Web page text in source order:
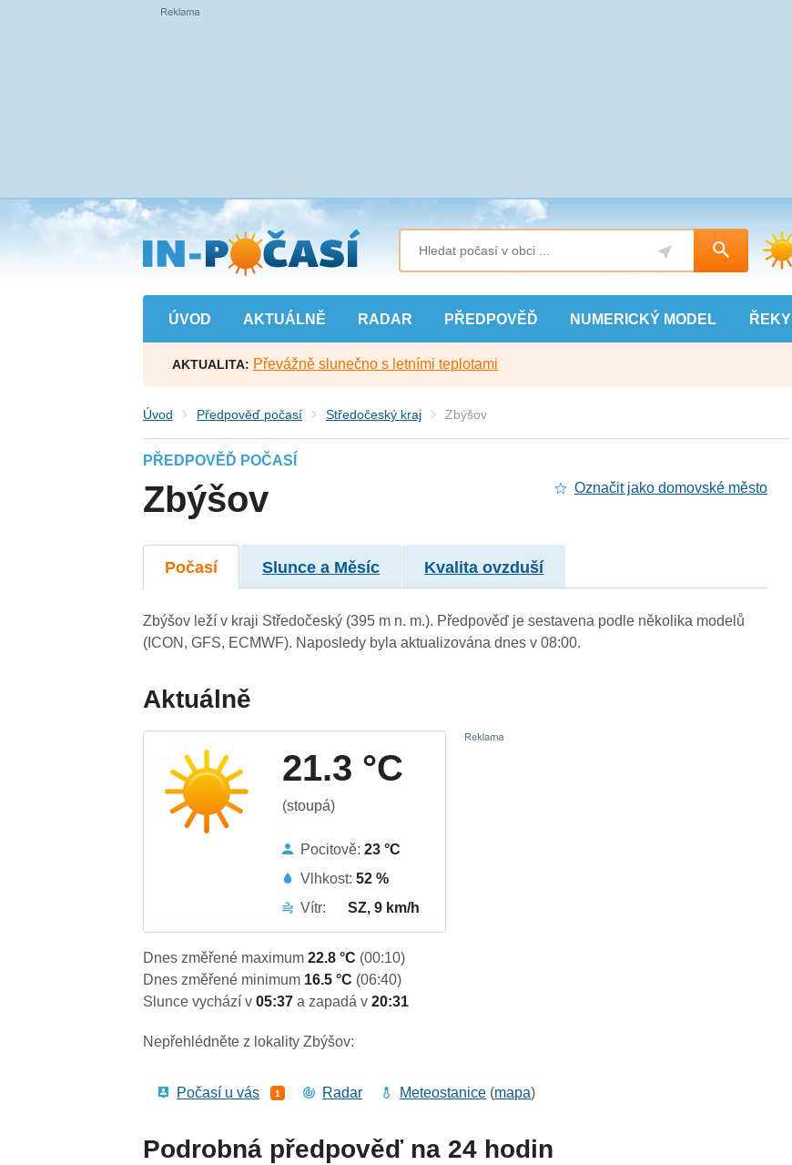
Přejít
na
hlavní
obsah
ÚVOD AKTUÁLNĚ RADAR PŘEDPOVĚĎ NUMERICKÝ MODEL ŘEKY
AKTUALITA: Převážně slunečno s letními teplotami
Úvod Předpověď počasí Středočeský kraj Zbýšov
PŘEDPOVĚĎ POČASÍ
Zbýšov Označit jako domovské město
Počasí Slunce a Měsíc Kvalita ovzduší
Zbýšov leží v kraji Středočeský (395 m n. m.). Předpověď je sestavena podle několika modelů
(ICON, GFS, ECMWF). Naposledy byla aktualizována dnes v 08:00.
Aktuálně
21.3 °C
(stoupá)
Pocitově:23 °C
Vlhkost:52 %
Vítr:
SZ, 9 km/h
Dnes změřené maximum22.8 °C (00:10)
Dnes změřené minimum 16.5 °C (06:40)
Slunce vychází v05:37a zapadá v20:31
Nepřehlédněte z lokality Zbýšov:
Počasí u vás 1 Radar Meteostanice (mapa)
Podrobná předpověď na 24 hodin